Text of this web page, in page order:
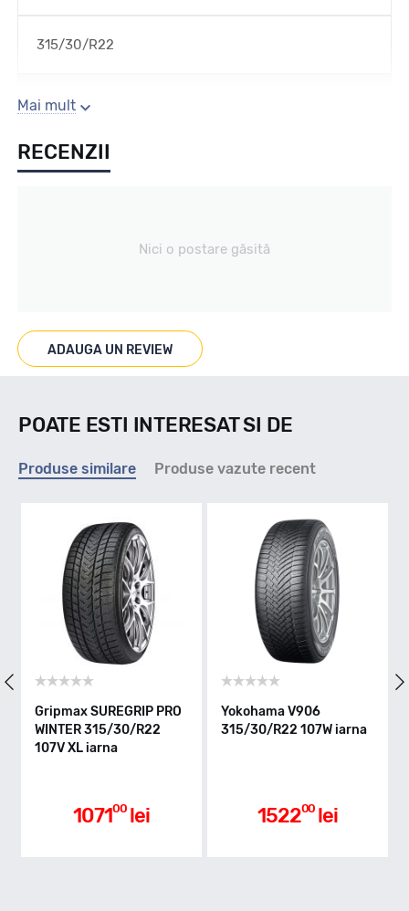
315/30/R22
Sezon
Iarna
Marcaje
Indice viteza
Indice greutate
D
Aderenta pe carosabil ud
Mai mult
RECENZII
Nici o postare găsită
ADAUGA UN REVIEW
POATE ESTI INTERESAT SI DE
Produse similare Produse vazute recent
Gripmax SUREGRIP PRO
WINTER 315/30/R22
107V XL iarna
107100 lei
Yokohama V906
315/30/R22 107W iarna
152200 lei